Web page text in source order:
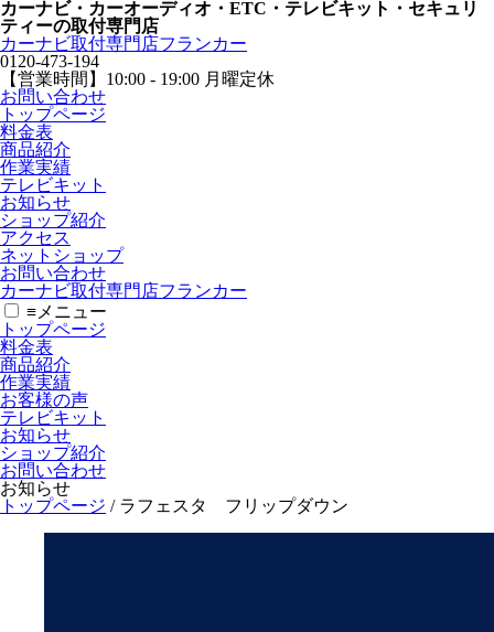
カーナビ・カーオーディオ・ETC・テレビキット・セキュリ
ティーの取付専門店
カーナビ取付専⾨店フランカー
0120-473-194
【営業時間】 10:00 - 19:00 月曜定休
お問い合わせ
トップページ
料金表
商品紹介
作業実績
テレビキット
お知らせ
ショップ紹介
アクセス
ネットショップ
お問い合わせ
カーナビ取付専⾨店フランカー
≡ メニュー
トップページ
料金表
商品紹介
作業実績
お客様の声
テレビキット
お知らせ
ショップ紹介
お問い合わせ
お知らせ
トップページ / ラフェスタ フリップダウン